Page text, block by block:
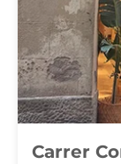
Carrer